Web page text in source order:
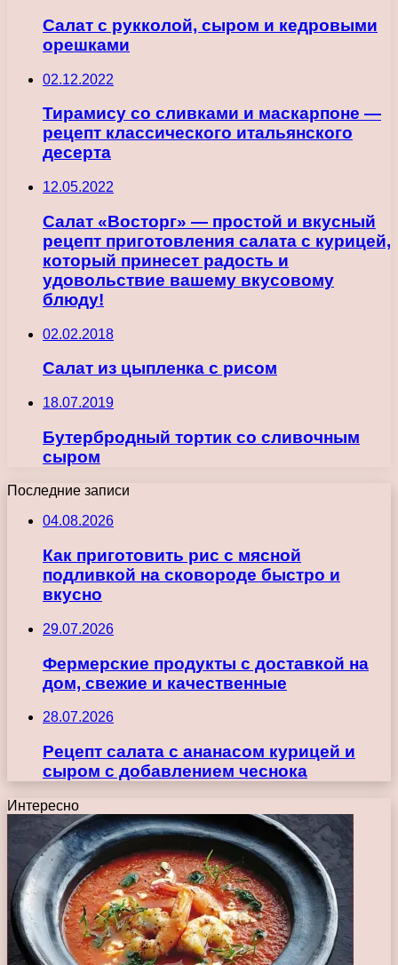
Салат с рукколой, сыром и кедровыми
орешками
02.12.2022
Тирамису со сливками и маскарпоне —
рецепт классического итальянского
десерта
12.05.2022
Салат «Восторг» — простой и вкусный
рецепт приготовления салата с курицей,
который принесет радость и
удовольствие вашему вкусовому
блюду!
02.02.2018
Салат из цыпленка с рисом
18.07.2019
Бутербродный тортик со сливочным
сыром
Последние записи
04.08.2026
Как приготовить рис с мясной
подливкой на сковороде быстро и
вкусно
29.07.2026
Фермерские продукты с доставкой на
дом, свежие и качественные
28.07.2026
Рецепт салата с ананасом курицей и
сыром с добавлением чеснока
Интересно